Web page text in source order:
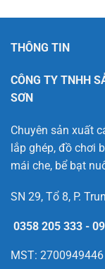
THÔNG TIN
CÔNG TY TNHH
SƠN
Chuyên sản xuất
lắp ghép, đồ chơi
mái che, bể bạt
SN 29, Tổ 8, P.
0358 205 333 -
MST: 2700949446